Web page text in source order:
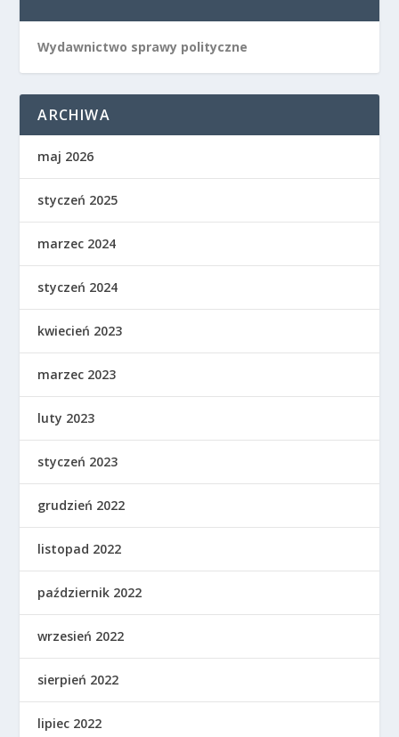
Wydawnictwo sprawy polityczne
ARCHIWA
maj 2026
styczeń 2025
marzec 2024
styczeń 2024
kwiecień 2023
marzec 2023
luty 2023
styczeń 2023
grudzień 2022
listopad 2022
październik 2022
wrzesień 2022
sierpień 2022
lipiec 2022